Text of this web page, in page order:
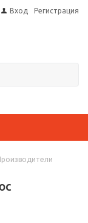
Вход Регистрация